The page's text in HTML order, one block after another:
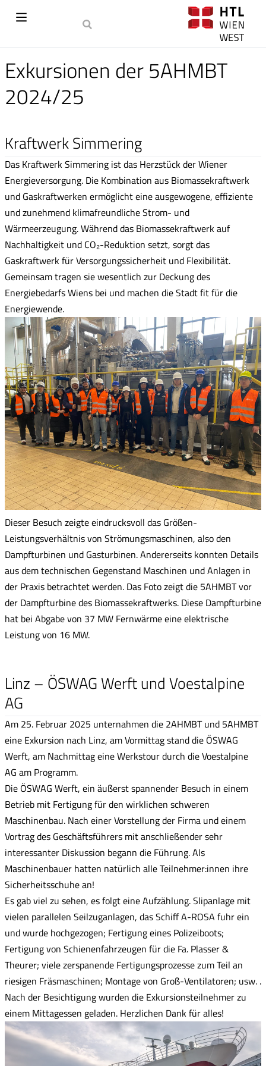
Exkursionen der 5AHMBT
2024/25
Kraftwerk Simmering
Das Kraftwerk Simmering ist das Herzstück der Wiener
Energieversorgung. Die Kombination aus Biomassekraftwerk
und Gaskraftwerken ermöglicht eine ausgewogene, effiziente
und zunehmend klimafreundliche Strom- und
Wärmeerzeugung. Während das Biomassekraftwerk auf
Nachhaltigkeit und CO₂-Reduktion setzt, sorgt das
Gaskraftwerk für Versorgungssicherheit und Flexibilität.
Gemeinsam tragen sie wesentlich zur Deckung des
Energiebedarfs Wiens bei und machen die Stadt fit für die
Energiewende.
Dieser Besuch zeigte eindrucksvoll das Größen-
Leistungsverhältnis von Strömungsmaschinen, also den
Dampfturbinen und Gasturbinen. Andererseits konnten Details
aus dem technischen Gegenstand Maschinen und Anlagen in
der Praxis betrachtet werden. Das Foto zeigt die 5AHMBT vor
der Dampfturbine des Biomassekraftwerks. Diese Dampfturbine
hat bei Abgabe von 37 MW Fernwärme eine elektrische
Leistung von 16 MW.
Linz – ÖSWAG Werft und Voestalpine
AG
Am 25. Februar 2025 unternahmen die 2AHMBT und 5AHMBT
eine Exkursion nach Linz, am Vormittag stand die ÖSWAG
Werft, am Nachmittag eine Werkstour durch die Voestalpine
AG am Programm.
Die ÖSWAG Werft, ein äußerst spannender Besuch in einem
Betrieb mit Fertigung für den wirklichen schweren
Maschinenbau. Nach einer Vorstellung der Firma und einem
Vortrag des Geschäftsführers mit anschließender sehr
interessanter Diskussion begann die Führung. Als
Maschinenbauer hatten natürlich alle Teilnehmer:innen ihre
Sicherheitsschuhe an!
Es gab viel zu sehen, es folgt eine Aufzählung. Slipanlage mit
vielen parallelen Seilzuganlagen, das Schiff A-ROSA fuhr ein
und wurde hochgezogen; Fertigung eines Polizeiboots;
Fertigung von Schienenfahrzeugen für die Fa. Plasser &
Theurer; viele zerspanende Fertigungsprozesse zum Teil an
riesigen Fräsmaschinen; Montage von Groß-Ventilatoren; usw. .
Nach der Besichtigung wurden die Exkursionsteilnehmer zu
einem Mittagessen geladen. Herzlichen Dank für alles!